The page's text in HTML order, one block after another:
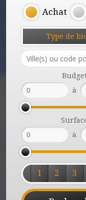
Achat
Type de
à
à
1 2 3